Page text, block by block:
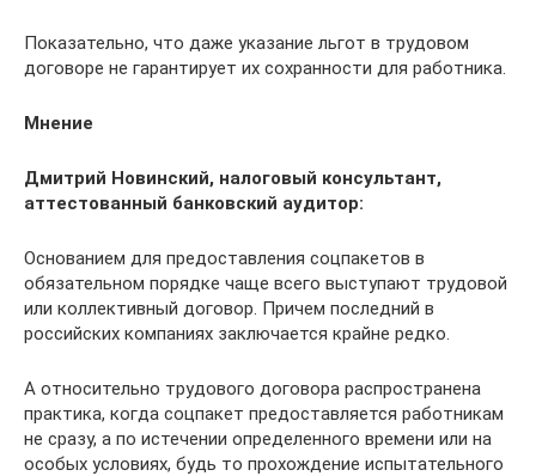
Показательно, что даже указание льгот в трудовом
договоре ­не гарантирует их сохранности для работника.
Мнение
Дмитрий Новинский, налоговый консультант,
аттестованный банковский аудитор:
Основанием для предоставления соцпакетов в
обязательном порядке чаще всего выступают трудовой
или коллективный договор. Причем последний в
российских компаниях заключается крайне редко.
А относительно трудового договора распространена
практика, когда соцпакет предоставляется работникам
не сразу, а по истечении определенного времени или на
особых условиях, будь то прохождение испытательного